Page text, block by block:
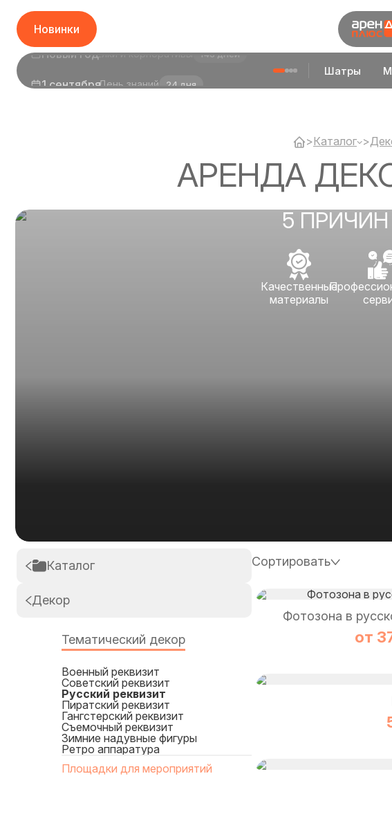
Новинки
Шатры
>Каталог >
АРЕНДА
5
Качественные
материалы
Каталог
Декор
Тематический декор
Военный реквизит
Cоветский реквизит
Русский реквизит
Пиратский реквизит
Гангстерский реквизит
Съемочный реквизит
Зимние надувные фигуры
Ретро аппаратура
Площадки для мероприятий
Сортировать
Фотозона в
от